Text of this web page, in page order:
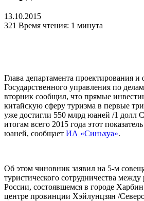
13.10.2015
321 Время чтения: 1 минута
Глава департамента проектирования и
Государственного управления по
вторник сообщил, что прямые
китайскую сферу туризма в первые три
уже достигли 550 млрд юаней /1
итогам всего 2015 года этот
юаней, сообщает ИА «Синьхуа».
Об этом чиновник заявил на 5-м
туристического сотрудничества
России, состоявшемся в городе
центре провинции Хэйлунцзян /